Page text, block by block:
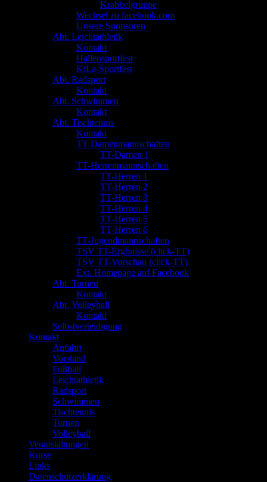
Krabbelgruppe
Wechsel zu facebook.com
Unsere Sponsoren
Abt. Leichtathletik
Kontakt
Hallensportfest
KiLa-Sportfest
Abt. Radsport
Kontakt
Abt. Schwimmen
Kontakt
Abt. Tischtennis
Kontakt
TT-Damenmannschaften
TT-Damen 1
TT-Herrenmannschaften
TT-Herren 1
TT-Herren 2
TT-Herren 3
TT-Herren 4
TT-Herren 5
TT-Herren 6
TT-Jugendmannschaften
TSV TT-Ergbnisse (click-TT)
TSV TT-Vorschau (click-TT)
Ext. Homepage auf Facebook
Abt. Turnen
Kontakt
Abt. Volleyball
Kontakt
Selbstverteidigung
Kontakt
Anfahrt
Vorstand
Fußball
Leichtathletik
Radsport
Schwimmen
Tischtennis
Turnen
Volleyball
Veranstaltungen
Kurse
Links
Datenschutzerklärung